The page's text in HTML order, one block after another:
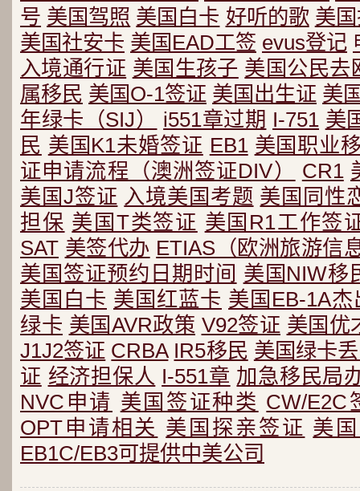
号 美国驾照 美国白卡 好听的歌 美
美国社安卡 美国EAD工签 evus登记
入境通行证 美国生孩子 美国公民去
属移民 美国O-1签证 美国出生证 美
年绿卡（SIJ）
i551章过期 I-751 美
民 美国K1未婚签证 EB1 美国职业
证申请流程（澳洲签证DIV）
CR1
美国J签证 入境美国考题 美国同性
担保 美国T类签证 美国R1工作签
SAT 美签代办 ETIAS（欧洲旅游信
美国签证预约日期时间 美国NIW移
美国白卡 美国红蓝卡 美国EB-1A
绿卡 美国AVR政策 V92签证 美国优
J1J2签证 CRBA IR5移民 美国绿卡
证 经济担保人 I-551章 加急移民局
NVC申请 美国签证种类 CW/E2C
OPT申请相关 美国探亲签证 美
EB1C/EB3可提供中美公司